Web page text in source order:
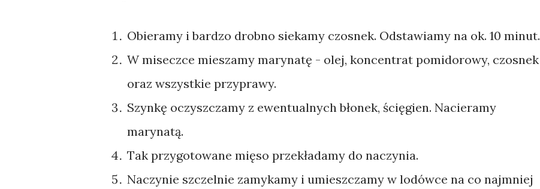
Obieramy i bardzo drobno siekamy czosnek. Odstawiamy na ok. 10 minut.
W miseczce mieszamy marynatę - olej, koncentrat pomidorowy, czosnek
oraz wszystkie przyprawy.
Szynkę oczyszczamy z ewentualnych błonek, ścięgien. Nacieramy
marynatą.
Tak przygotowane mięso przekładamy do naczynia.
Naczynie szczelnie zamykamy i umieszczamy w lodówce na co najmniej